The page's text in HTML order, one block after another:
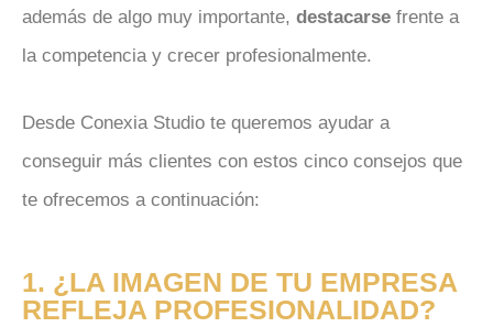
además de algo muy importante, destacarse frente a
la competencia y crecer profesionalmente.
Desde Conexia Studio te queremos ayudar a
conseguir más clientes con estos cinco consejos que
te ofrecemos a continuación:
1. ¿LA IMAGEN DE TU EMPRESA
REFLEJA PROFESIONALIDAD?